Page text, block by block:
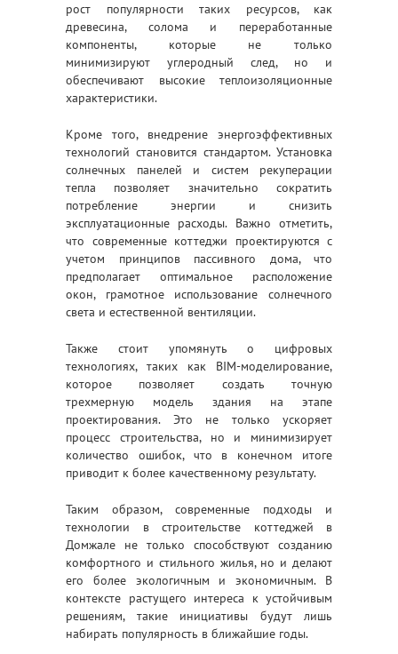
рост популярности таких ресурсов, как
древесина, солома и переработанные
компоненты, которые не только
минимизируют углеродный след, но и
обеспечивают высокие теплоизоляционные
характеристики.
Кроме того, внедрение энергоэффективных
технологий становится стандартом. Установка
солнечных панелей и систем рекуперации
тепла позволяет значительно сократить
потребление энергии и снизить
эксплуатационные расходы. Важно отметить,
что современные коттеджи проектируются с
учетом принципов пассивного дома, что
предполагает оптимальное расположение
окон, грамотное использование солнечного
света и естественной вентиляции.
Также стоит упомянуть о цифровых
технологиях, таких как BIM-моделирование,
которое позволяет создать точную
трехмерную модель здания на этапе
проектирования. Это не только ускоряет
процесс строительства, но и минимизирует
количество ошибок, что в конечном итоге
приводит к более качественному результату.
Таким образом, современные подходы и
технологии в строительстве коттеджей в
Домжале не только способствуют созданию
комфортного и стильного жилья, но и делают
его более экологичным и экономичным. В
контексте растущего интереса к устойчивым
решениям, такие инициативы будут лишь
набирать популярность в ближайшие годы.